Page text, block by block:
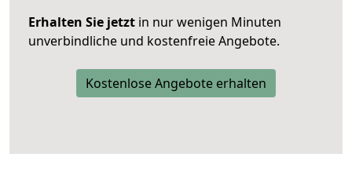
Erhalten Sie jetzt in nur wenigen Minuten
unverbindliche und kostenfreie Angebote.
Kostenlose Angebote erhalten